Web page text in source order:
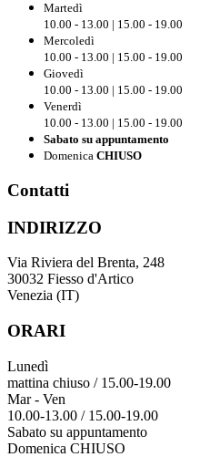
Martedì
10.00 - 13.00 | 15.00 - 19.00
Mercoledì
10.00 - 13.00 | 15.00 - 19.00
Giovedì
10.00 - 13.00 | 15.00 - 19.00
Venerdì
10.00 - 13.00 | 15.00 - 19.00
Sabato su appuntamento
Domenica CHIUSO
Contatti
INDIRIZZO
Via Riviera del Brenta, 248
30032 Fiesso d'Artico
Venezia (IT)
ORARI
Lunedì
mattina chiuso / 15.00-19.00
Mar - Ven
10.00-13.00 / 15.00-19.00
Sabato su appuntamento
Domenica CHIUSO